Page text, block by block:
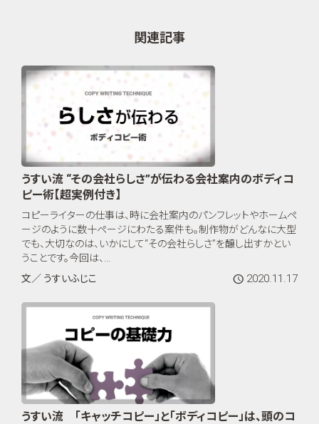
関連記事
うすい流 “その会社らしさ”が伝わる会社案内のボディコ
ピー術【超実例付き】
コピーライターの仕事は、時に会社案内のパンフレットやホームペ
ージのように数十ページにわたる案件も。制作物がどんなに大型
でも、大切なのは、いかにして“その会社らしさ”を醸し出すかとい
うことです。今回は、...
文／ うすいふじこ
2020.11.17
うすい流 「キャッチコピー」と「ボディコピー」は、頭のコ